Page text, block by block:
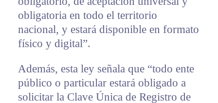
obligatoria en todo el territorio
nacional, y estará disponible en formato
físico y digital”.
Además, esta ley señala que “todo ente
público o particular estará obligado a
solicitar la Clave Única de Registro de